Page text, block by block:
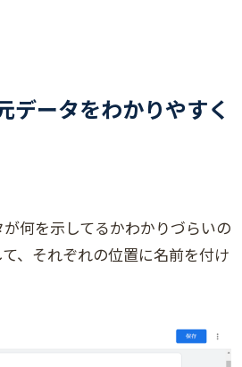
データをわかりやすく
何を示してるかわかりづらいの
、それぞれの位置に名前を付け